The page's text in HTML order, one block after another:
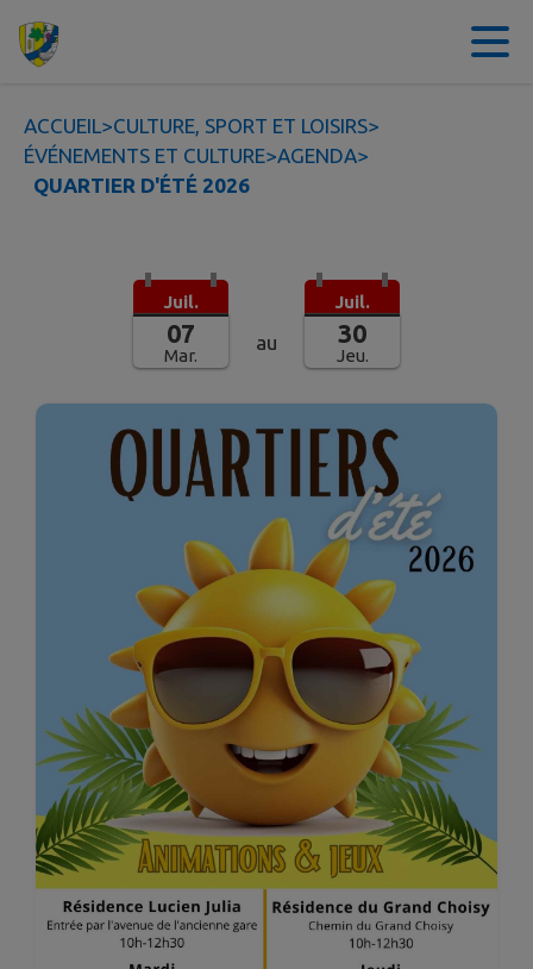
Contenu
ACCUEIL>CULTURE, SPORT ET LOISIRS>
ÉVÉNEMENTS ET CULTURE>AGENDA>
QUARTIER D'ÉTÉ 2026
Juil.
07
Mar.
au
Juil.
30
Jeu.